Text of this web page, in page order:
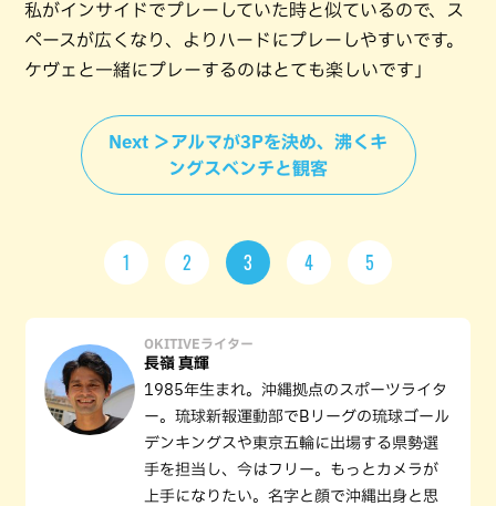
私がインサイドでプレーしていた時と似ているので、ス
ペースが広くなり、よりハードにプレーしやすいです。
ケヴェと一緒にプレーするのはとても楽しいです」
Next ＞アルマが3Pを決め、沸くキ
ングスベンチと観客
1 2 3 4 5
OKITIVEライター
長嶺 真輝
1985年生まれ。沖縄拠点のスポーツライタ
ー。琉球新報運動部でBリーグの琉球ゴール
デンキングスや東京五輪に出場する県勢選
手を担当し、今はフリー。もっとカメラが
上手になりたい。名字と顔で沖縄出身と思